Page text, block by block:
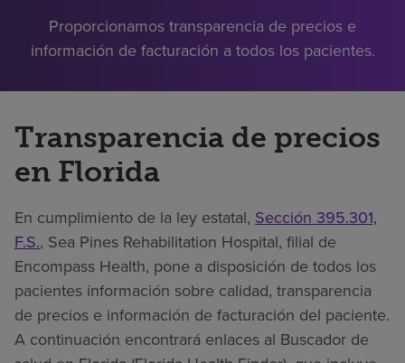
Proporcionamos transparencia de precios e
información de facturación a todos los pacientes.
Transparencia de precios
en Florida
En cumplimiento de la ley estatal, Sección 395.301,
F.S., Sea Pines Rehabilitation Hospital, filial de
Encompass Health, pone a disposición de todos los
pacientes información sobre calidad, transparencia
de precios e información de facturación del paciente.
A continuación encontrará enlaces al Buscador de